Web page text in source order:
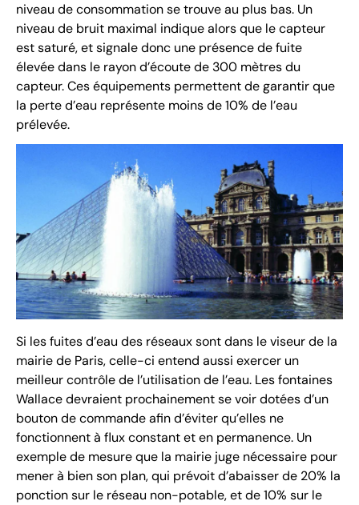
niveau de consommation se trouve au plus bas. Un
niveau de bruit maximal indique alors que le capteur
est saturé, et signale donc une présence de fuite
élevée dans le rayon d’écoute de 300 mètres du
capteur. Ces équipements permettent de garantir que
la perte d’eau représente moins de 10% de l’eau
prélevée.
Si les fuites d’eau des réseaux sont dans le viseur de la
mairie de Paris, celle-ci entend aussi exercer un
meilleur contrôle de l’utilisation de l’eau. Les fontaines
Wallace devraient prochainement se voir dotées d’un
bouton de commande afin d’éviter qu’elles ne
fonctionnent à flux constant et en permanence. Un
exemple de mesure que la mairie juge nécessaire pour
mener à bien son plan, qui prévoit d’abaisser de 20% la
ponction sur le réseau non-potable, et de 10% sur le